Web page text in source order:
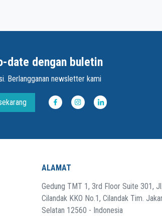
date dengan buletin
Berlangganan newsletter kami
ALAMAT
Gedung TMT 1, 3rd Floor Suite 301,
Cilandak KKO No.1, Cilandak Tim.
Selatan 12560 - Indonesia